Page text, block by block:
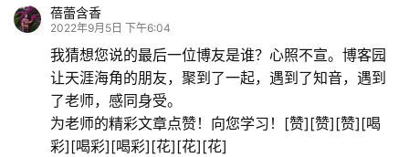
蓓蕾含香
2022年9月5日 下午6:04
我猜想您说的最后一位博友是谁？心照不宣。博客园
让天涯海角的朋友，聚到了一起，遇到了知音，遇到
了老师，感同身受。
为老师的精彩文章点赞！向您学习！[赞][赞][赞][喝
彩][喝彩][喝彩][花][花][花]